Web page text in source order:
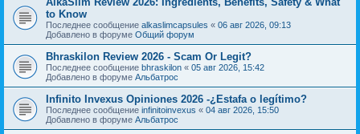
to Know
Последнее сообщение alkaslimcapsules « 06 авг 2026, 09:13
Добавлено в форуме Общий форум
Bhraskilon Review 2026 - Scam Or Legit?
Последнее сообщение bhraskilon « 05 авг 2026, 15:42
Добавлено в форуме Альбатрос
Infinito Invexus Opiniones 2026 -¿Estafa o legítimo?
Последнее сообщение infinitoinvexus « 04 авг 2026, 15:50
Добавлено в форуме Альбатрос